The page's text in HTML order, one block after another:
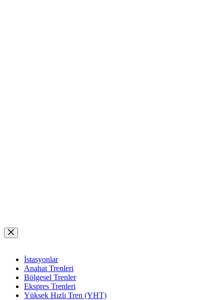
Skip
to
İstasyonlar
Anahat Trenleri
Bölgesel Trenler
Ekspres Trenleri
Yüksek Hızlı Tren (YHT)